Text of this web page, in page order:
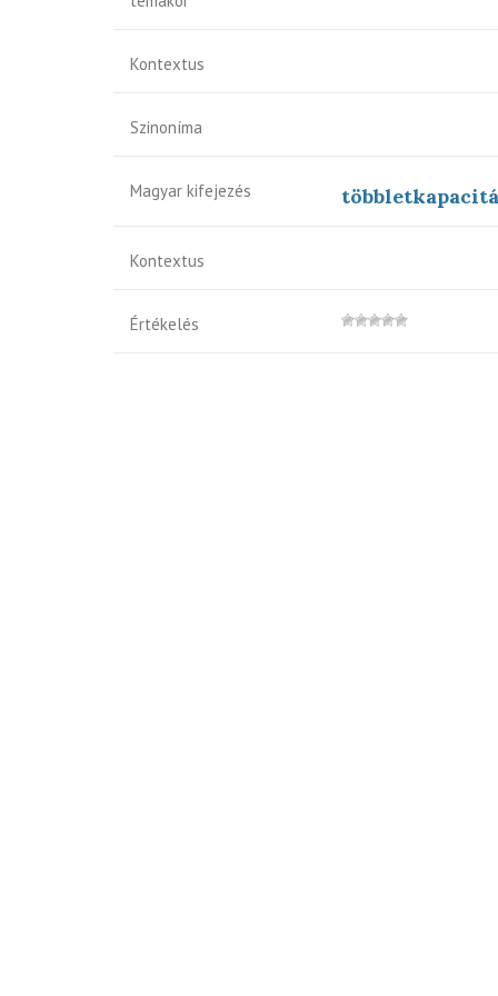
Kontextus
Szinoníma
Magyar kifejezés
Kontextus
Értékelés